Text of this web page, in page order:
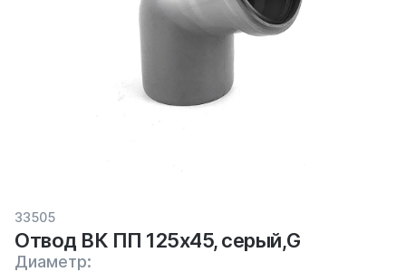
33505
Отвод ВК ПП 125х45, серый,G
Диаметр: